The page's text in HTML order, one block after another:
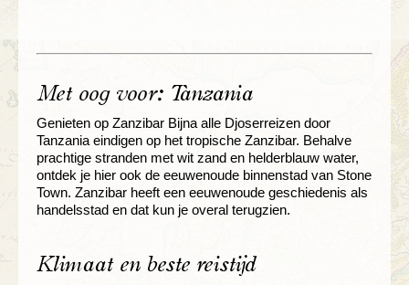
Met oog voor: Tanzania
Genieten op Zanzibar Bijna alle Djoserreizen door
Tanzania eindigen op het tropische Zanzibar. Behalve
prachtige stranden met wit zand en helderblauw water,
ontdek je hier ook de eeuwenoude binnenstad van Stone
Town. Zanzibar heeft een eeuwenoude geschiedenis als
handelsstad en dat kun je overal terugzien.
Klimaat en beste reistijd